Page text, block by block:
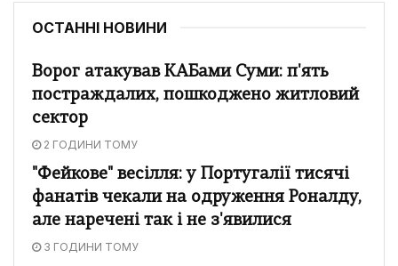
ОСТАННІ НОВИНИ
Ворог атакував КАБами Суми: п'ять
постраждалих, пошкоджено житловий
сектор
2 ГОДИНИ ТОМУ
"Фейкове" весілля: у Португалії тисячі
фанатів чекали на одруження Роналду,
але наречені так і не з'явилися
3 ГОДИНИ ТОМУ